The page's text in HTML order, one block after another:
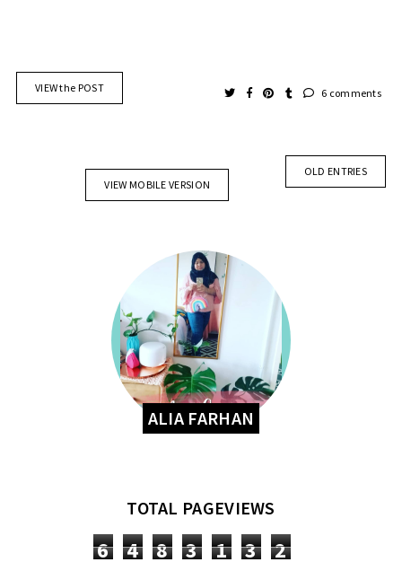
VIEW the POST 6 comments
OLD ENTRIES
VIEW MOBILE VERSION
ALIA FARHAN
TOTAL PAGEVIEWS
6 4 8 3 1 3 2